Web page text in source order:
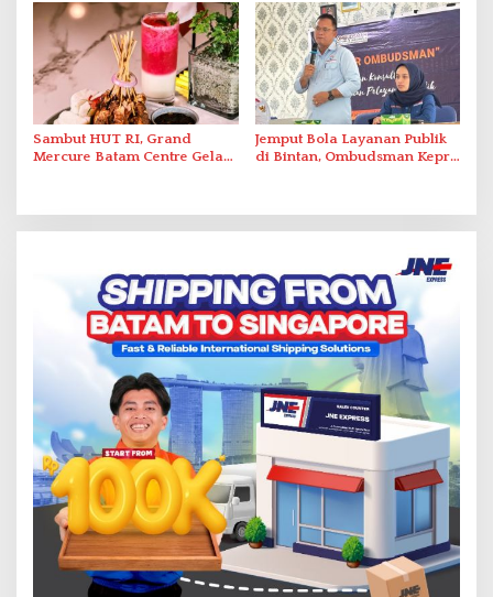
Abdul Jamal
Sambut HUT RI, Grand
Mercure Batam Centre Gelar
Jemput Bola Layanan Publik
di Bintan, Ombudsman Kepri